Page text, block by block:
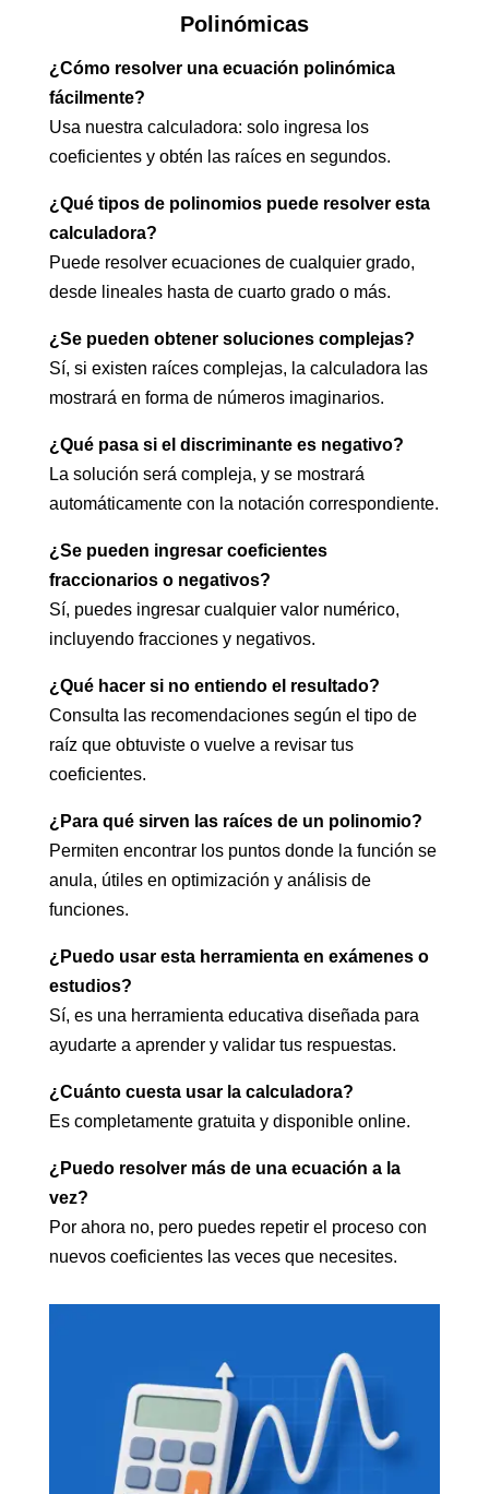
Polinómicas
¿Cómo resolver una ecuación polinómica
fácilmente?
Usa nuestra calculadora: solo ingresa los
coeficientes y obtén las raíces en segundos.
¿Qué tipos de polinomios puede resolver esta
calculadora?
Puede resolver ecuaciones de cualquier grado,
desde lineales hasta de cuarto grado o más.
¿Se pueden obtener soluciones complejas?
Sí, si existen raíces complejas, la calculadora las
mostrará en forma de números imaginarios.
¿Qué pasa si el discriminante es negativo?
La solución será compleja, y se mostrará
automáticamente con la notación correspondiente.
¿Se pueden ingresar coeficientes
fraccionarios o negativos?
Sí, puedes ingresar cualquier valor numérico,
incluyendo fracciones y negativos.
¿Qué hacer si no entiendo el resultado?
Consulta las recomendaciones según el tipo de
raíz que obtuviste o vuelve a revisar tus
coeficientes.
¿Para qué sirven las raíces de un polinomio?
Permiten encontrar los puntos donde la función se
anula, útiles en optimización y análisis de
funciones.
¿Puedo usar esta herramienta en exámenes o
estudios?
Sí, es una herramienta educativa diseñada para
ayudarte a aprender y validar tus respuestas.
¿Cuánto cuesta usar la calculadora?
Es completamente gratuita y disponible online.
¿Puedo resolver más de una ecuación a la
vez?
Por ahora no, pero puedes repetir el proceso con
nuevos coeficientes las veces que necesites.